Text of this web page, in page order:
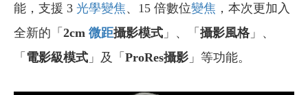
能，支援 3 光學變焦、15 倍數位變焦 ，本次更加入
全新的「 2cm 微距攝影模式 」、「 攝影風格」、
「 電影級模式 」及「 ProRes攝影 」等功能。